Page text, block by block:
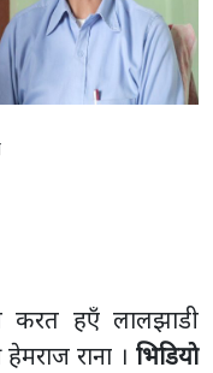
करत हएँ लालझाडी
राना । भिडियाे